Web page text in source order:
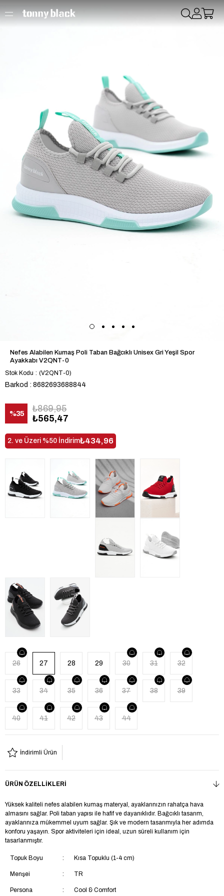
Nefes Alabilen Kumaş Poli Taban Bağcıklı Unisex Gri Yeşil Spor
Ayakkabı V2QNT-0
Stok Kodu
(V2QNT-0)
Barkod : 8682693688844
%35
İndirim
₺869,95
₺565,47
2. ve Üzeri %50 İndirim₺434,96
26 27 28 29 30 31 32
33 34 35 36 37 38 39
40 41 42 43 44
İndirimli Ürün
ÜRÜN ÖZELLIKLERI
Yüksek kaliteli nefes alabilen kumaş materyal, ayaklarınızın rahatça hava
almasını sağlar. Poli taban yapısı ile hafif ve dayanıklıdır. Bağcıklı tasarım,
ayaklarınıza mükemmel uyum sağlar. Şık ve modern tasarımıyla her adımda
konforu yaşayın. Spor aktiviteleri için ideal, uzun süreli kullanım için
tasarlanmıştır.
Topuk Boyu Kısa Topuklu (1-4 cm)
Menşei TR
Persona Cool & Comfort